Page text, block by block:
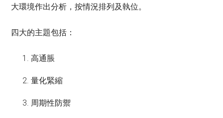
大環境作出分析，按情況排列及執位。
四大的主題包括：
高通脹
量化緊縮
周期性防禦